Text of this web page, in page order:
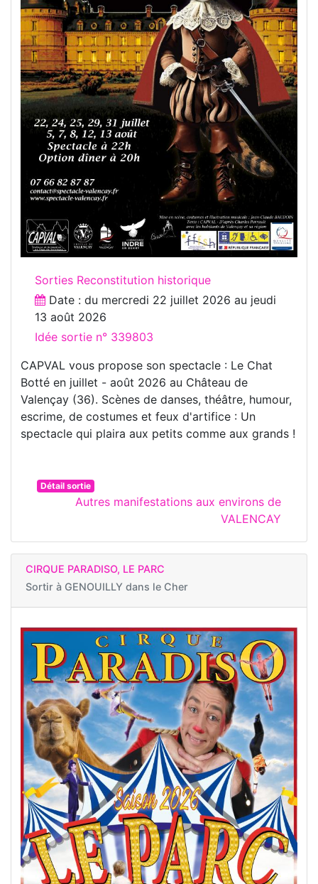
Sorties Reconstitution historique
Date : du mercredi 22 juillet 2026 au jeudi
13 août 2026
Idée sortie n° 339803
CAPVAL vous propose son spectacle : Le Chat
Botté en juillet - août 2026 au Château de
Valençay (36). Scènes de danses, théâtre, humour,
escrime, de costumes et feux d'artifice : Un
spectacle qui plaira aux petits comme aux grands !
Détail sortie
Autres manifestations aux environs de
VALENCAY
CIRQUE PARADISO, LE PARC
Sortir à GENOUILLY dans le Cher